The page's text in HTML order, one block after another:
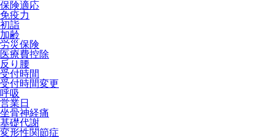
保険適応
免疫力
初詣
加齢
労災保険
医療費控除
反り腰
受付時間
受付時間変更
呼吸
営業日
坐骨神経痛
基礎代謝
変形性関節症